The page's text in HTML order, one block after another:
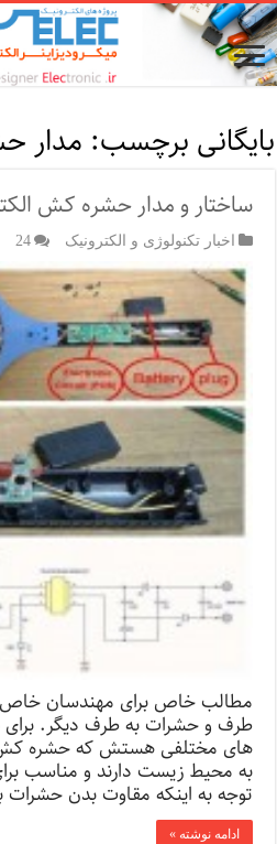
بایگانی برچسب: مدار
ساختار و مدار حشره کش
اخبار تکنولوژی و الکترونیک 24
مطالب خاص برای مهندسان
طرف و حشرات به طرف دیگر. برای
های مختلفی هستش که حشره
به محیط زیست دارند و مناسب
توجه به اینکه مقاوت بدن حشرات
ادامه نوشته »